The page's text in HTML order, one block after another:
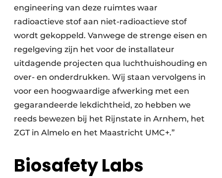
engineering van deze ruimtes waar
radioactieve stof aan niet-radioactieve stof
wordt gekoppeld. Vanwege de strenge eisen en
regelgeving zijn het voor de installateur
uitdagende projecten qua luchthuishouding en
over- en onderdrukken. Wij staan vervolgens in
voor een hoogwaardige afwerking met een
gegarandeerde lekdichtheid, zo hebben we
reeds bewezen bij het Rijnstate in Arnhem, het
ZGT in Almelo en het Maastricht UMC+.”
Biosafety Labs